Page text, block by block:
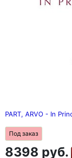
PART, ARVO - In
Под заказ
8398 руб.